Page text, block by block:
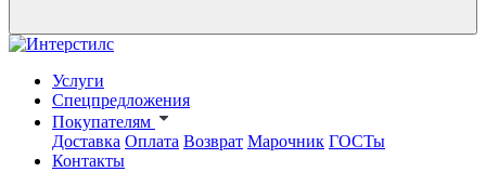
Услуги
Спецпредложения
Покупателям
Доставка Оплата Возврат Марочник ГОСТы
Контакты